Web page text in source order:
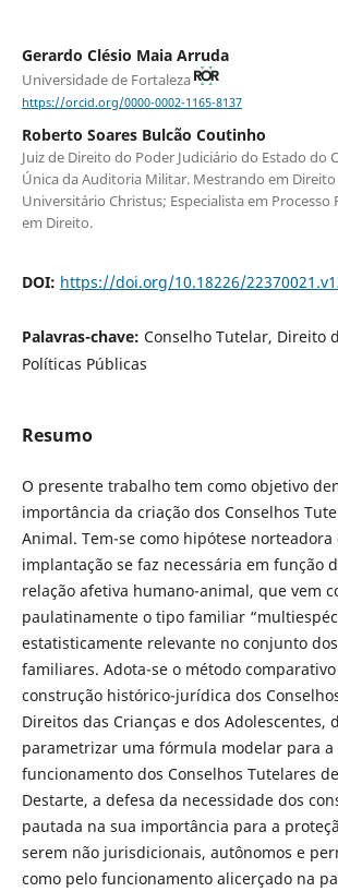
Gerardo Clésio Maia Arruda
Universidade de Fortaleza
https://orcid.org/0000-0002-1165-8137
Roberto Soares Bulcão Coutinho
Juiz de Direito do Poder Judiciário do Estado do
Única da Auditoria Militar. Mestrando em Direito
Universitário Christus; Especialista em Processo
em Direito.
DOI: https://doi.org/10.18226/
Palavras-chave: Conselho Tutelar, Direito
Políticas Públicas
Resumo
O presente trabalho tem como objetivo
importância da criação dos Conselhos
Animal. Tem-se como hipótese norteadora
implantação se faz necessária em função
relação afetiva humano-animal, que vem
paulatinamente o tipo familiar
estatisticamente relevante no conjunto
familiares. Adota-se o método
construção histórico-jurídica dos
Direitos das Crianças e dos Adolescentes,
parametrizar uma fórmula modelar para a
funcionamento dos Conselhos Tutelares
Destarte, a defesa da necessidade dos
pautada na sua importância para a
serem não jurisdicionais, autônomos e
como pelo funcionamento alicerçado na